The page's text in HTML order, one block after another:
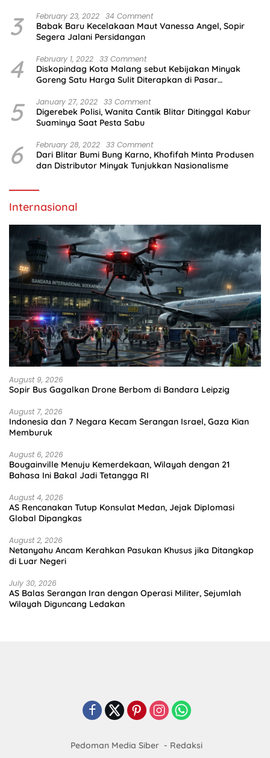
3 February 23, 2022 34 Comment
Babak Baru Kecelakaan Maut Vanessa Angel, Sopir
Segera Jalani Persidangan
4 February 1, 2022 33 Comment
Diskopindag Kota Malang sebut Kebijakan Minyak
Goreng Satu Harga Sulit Diterapkan di Pasar
5 January 27, 2022 33 Comment
Digerebek Polisi, Wanita Cantik Blitar Ditinggal Kabur
Suaminya Saat Pesta Sabu
6 February 28, 2022 33 Comment
Dari Blitar Bumi Bung Karno, Khofifah Minta Produsen
dan Distributor Minyak Tunjukkan Nasionalisme
Internasional
August 9, 2026
Sopir Bus Gagalkan Drone Berbom di Bandara Leipzig
August 7, 2026
Indonesia dan 7 Negara Kecam Serangan Israel, Gaza Kian
Memburuk
August 6, 2026
Bougainville Menuju Kemerdekaan, Wilayah dengan 21
Bahasa Ini Bakal Jadi Tetangga RI
August 4, 2026
AS Rencanakan Tutup Konsulat Medan, Jejak Diplomasi
Global Dipangkas
August 2, 2026
Netanyahu Ancam Kerahkan Pasukan Khusus jika Ditangkap
di Luar Negeri
July 30, 2026
AS Balas Serangan Iran dengan Operasi Militer, Sejumlah
Wilayah Diguncang Ledakan
Pedoman Media Siber
Redaksi